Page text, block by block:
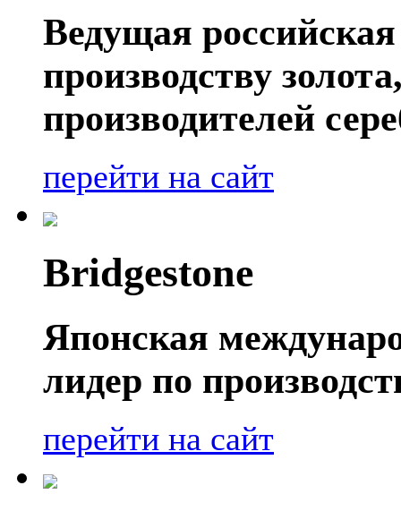
Ведущая
производству
производителей
перейти на сайт
Bridgestone
Японская
лидер по
перейти на сайт